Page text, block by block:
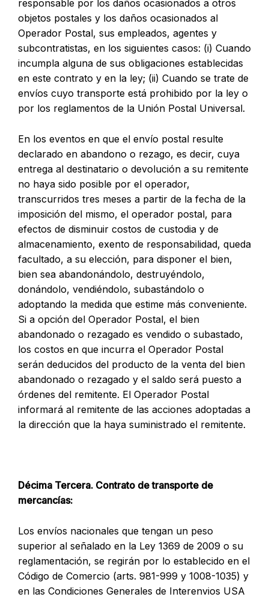
responsable por los daños ocasionados a otros
objetos postales y los daños ocasionados al
Operador Postal, sus empleados, agentes y
subcontratistas, en los siguientes casos: (i) Cuando
incumpla alguna de sus obligaciones establecidas
en este contrato y en la ley; (ii) Cuando se trate de
envíos cuyo transporte está prohibido por la ley o
por los reglamentos de la Unión Postal Universal.
En los eventos en que el envío postal resulte
declarado en abandono o rezago, es decir, cuya
entrega al destinatario o devolución a su remitente
no haya sido posible por el operador,
transcurridos tres meses a partir de la fecha de la
imposición del mismo, el operador postal, para
efectos de disminuir costos de custodia y de
almacenamiento, exento de responsabilidad, queda
facultado, a su elección, para disponer el bien,
bien sea abandonándolo, destruyéndolo,
donándolo, vendiéndolo, subastándolo o
adoptando la medida que estime más conveniente.
Si a opción del Operador Postal, el bien
abandonado o rezagado es vendido o subastado,
los costos en que incurra el Operador Postal
serán deducidos del producto de la venta del bien
abandonado o rezagado y el saldo será puesto a
órdenes del remitente. El Operador Postal
informará al remitente de las acciones adoptadas a
la dirección que la haya suministrado el remitente.
Décima Tercera. Contrato de transporte de
mercancías:
Los envíos nacionales que tengan un peso
superior al señalado en la Ley 1369 de 2009 o su
reglamentación, se regirán por lo establecido en el
Código de Comercio (arts. 981-999 y 1008-1035) y
en las Condiciones Generales de Interenvios USA